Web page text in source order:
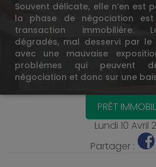
Souvent délicate, elle n’en est
la phase de négociation
transaction immobilière.
dégradés, mal desservi par
avec une mauvaise
problèmes qui peuvent
négociation et donc sur une
PRÊT
Lundi 10 Avril
Partager :